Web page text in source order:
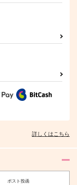
サンプル
詳しくはこちら
ポスト投函